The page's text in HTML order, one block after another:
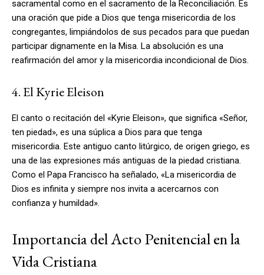
sacramental como en el sacramento de la Reconciliación. Es
una oración que pide a Dios que tenga misericordia de los
congregantes, limpiándolos de sus pecados para que puedan
participar dignamente en la Misa. La absolución es una
reafirmación del amor y la misericordia incondicional de Dios.
4. El Kyrie Eleison
El canto o recitación del «Kyrie Eleison», que significa «Señor,
ten piedad», es una súplica a Dios para que tenga
misericordia. Este antiguo canto litúrgico, de origen griego, es
una de las expresiones más antiguas de la piedad cristiana.
Como el Papa Francisco ha señalado, «La misericordia de
Dios es infinita y siempre nos invita a acercarnos con
confianza y humildad».
Importancia del Acto Penitencial en la
Vida Cristiana